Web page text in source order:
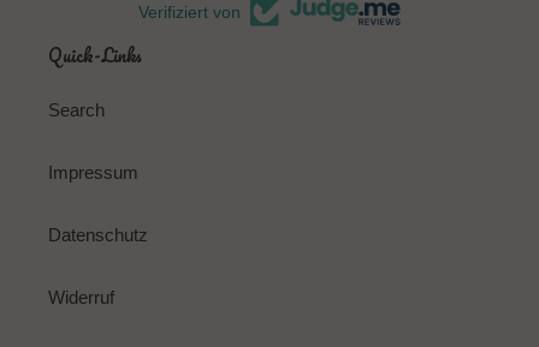
Verifiziert von
Quick-Links
Search
Impressum
Datenschutz
Widerruf